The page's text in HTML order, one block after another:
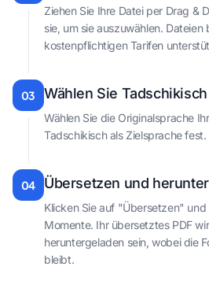
Ziehen Sie Ihre Datei per Drag &
sie, um sie auszuwählen. Dateien
kostenpflichtigen Tarifen
03 Wählen Sie
Wählen Sie die Originalsprache
Tadschikisch als Zielsprache fest.
04 Übersetzen und
Klicken Sie auf "Übersetzen"
Momente. Ihr übersetztes PDF
heruntergeladen sein, wobei die
bleibt.